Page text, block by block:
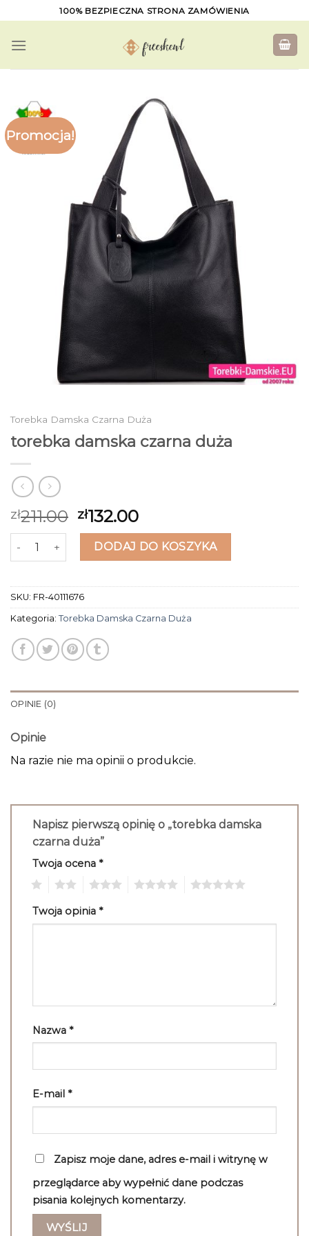
to
content
100% BEZPIECZNA STRONA ZAMÓWIENIA
Promocja!
Torebka Damska Czarna Duża
torebka damska czarna duża
zł211.00 zł132.00
ilość torebka damska czarna duża
DODAJ DO KOSZYKA
SKU: FR-40111676
Kategoria: Torebka Damska Czarna Duża
OPINIE (0)
Opinie
Na razie nie ma opinii o produkcie.
Napisz pierwszą opinię o „torebka damska
czarna duża”
Twoja ocena *
Twoja opinia *
Nazwa *
E-mail *
Zapisz moje dane, adres e-mail i witrynę w
przeglądarce aby wypełnić dane podczas
pisania kolejnych komentarzy.